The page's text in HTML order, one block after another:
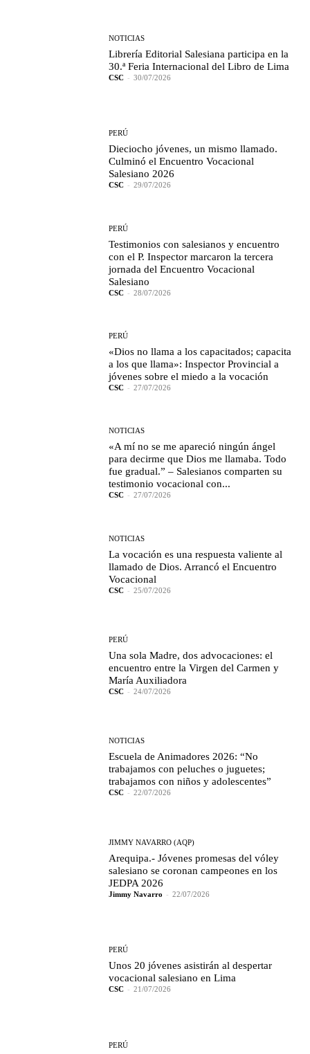
NOTICIAS
Librería Editorial Salesiana participa en la
30.ª Feria Internacional del Libro de Lima
CSC - 30/07/2026
PERÚ
Dieciocho jóvenes, un mismo llamado.
Culminó el Encuentro Vocacional
Salesiano 2026
CSC - 29/07/2026
PERÚ
Testimonios con salesianos y encuentro
con el P. Inspector marcaron la tercera
jornada del Encuentro Vocacional
Salesiano
CSC - 28/07/2026
PERÚ
«Dios no llama a los capacitados; capacita
a los que llama»: Inspector Provincial a
jóvenes sobre el miedo a la vocación
CSC - 27/07/2026
NOTICIAS
«A mí no se me apareció ningún ángel
para decirme que Dios me llamaba. Todo
fue gradual.” – Salesianos comparten su
testimonio vocacional con...
CSC - 27/07/2026
NOTICIAS
La vocación es una respuesta valiente al
llamado de Dios. Arrancó el Encuentro
Vocacional
CSC - 25/07/2026
PERÚ
Una sola Madre, dos advocaciones: el
encuentro entre la Virgen del Carmen y
María Auxiliadora
CSC - 24/07/2026
NOTICIAS
Escuela de Animadores 2026: “No
trabajamos con peluches o juguetes;
trabajamos con niños y adolescentes”
CSC - 22/07/2026
JIMMY NAVARRO (AQP)
Arequipa.- Jóvenes promesas del vóley
salesiano se coronan campeones en los
JEDPA 2026
Jimmy Navarro - 22/07/2026
PERÚ
Unos 20 jóvenes asistirán al despertar
vocacional salesiano en Lima
CSC - 21/07/2026
PERÚ